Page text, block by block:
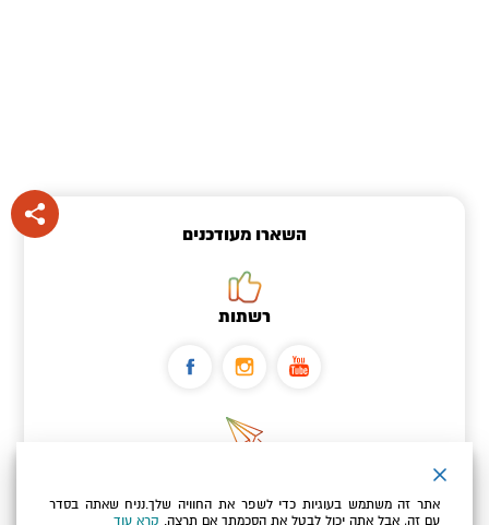
השארו מעודכנים
רשתות
כתובת הדוא"ל שלך
אתר זה משתמש בעוגיות כדי לשפר את החוויה שלך.נניח שאתה בסדר
עם זה, אבל אתה יכול לבטל את הסכמתך אם תרצה. קרא עוד